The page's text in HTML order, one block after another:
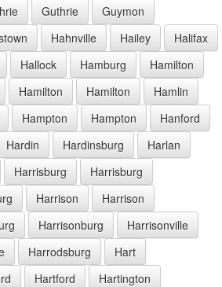
Guthrie
Guymon
Hahnville Hailey
Halifax
Hallock Hamburg
Hamilton
Hamilton Hamilton
Hamlin
Hampton Hampton
Hanford
Hardin Hardinsburg
Harlan
Harrisburg
Harrisburg
Harrison
Harrison
Harrisonburg
Harrisonville
Harrodsburg
Hart
Hartford
Hartington